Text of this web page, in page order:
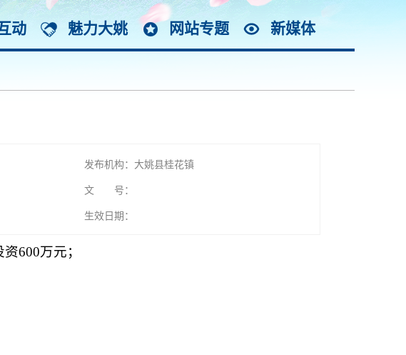
动 魅力大姚 网站专题 新媒体
发布机构：大姚县桂花镇
文 号：
生效日期：
600万元；